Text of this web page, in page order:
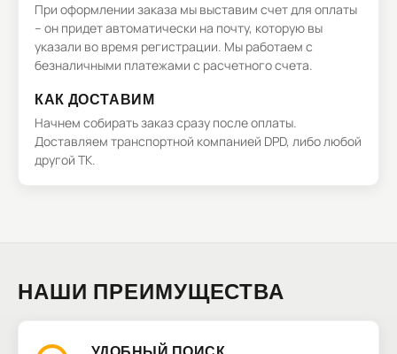
При оформлении заказа мы выставим счет для оплаты
– он придет автоматически на почту, которую вы
указали во время регистрации. Мы работаем с
безналичными платежами с расчетного счета.
КАК ДОСТАВИМ
Начнем собирать заказ сразу после оплаты.
Доставляем транспортной компанией DPD, либо любой
другой ТК.
НАШИ ПРЕИМУЩЕСТВА